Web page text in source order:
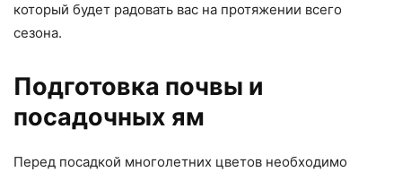
который будет радовать вас на протяжении всего
сезона.
Подготовка почвы и
посадочных ям
Перед посадкой многолетних цветов необходимо